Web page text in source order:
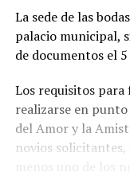
La sede de las
palacio municipal,
de documentos el
Los requisitos
realizarse en punto
del Amor y la
novios